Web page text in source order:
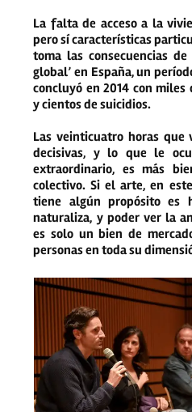
La falta de acceso a la
pero sí características
toma las consecuencias
global’ en España, un
concluyó en 2014 con miles
y cientos de suicidios.
Las veinticuatro horas que
decisivas, y lo que le
extraordinario, es más
colectivo. Si el arte, en
tiene algún propósito es
naturaliza, y poder ver la
es solo un bien de
personas en toda su